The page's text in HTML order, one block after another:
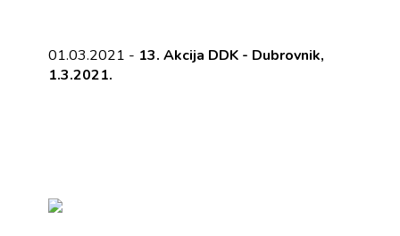
01.03.2021 - 13. Akcija DDK - Dubrovnik,
1.3.2021.